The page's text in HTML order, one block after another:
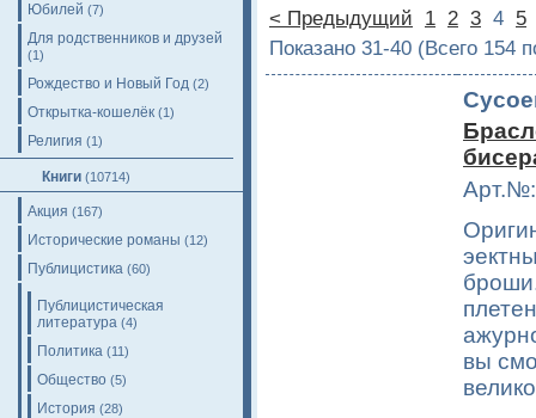
Юбилей (7)
Для родственников и друзей
(1)
Рождество и Новый Год (2)
Открытка-кошелёк (1)
Религия (1)
Книги (10714)
Акция (167)
Исторические романы (12)
Публицистика (60)
Публицистическая
литература (4)
Политика (11)
Общество (5)
История (28)
< Предыдущий 1 2 3 4 5
Показано 31-40 (Всего 154
вы